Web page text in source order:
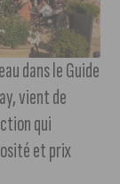
dans le Guide
vient de
qui
et prix